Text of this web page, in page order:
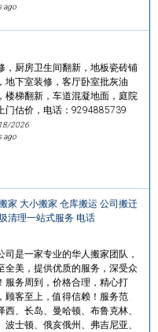
ago
，厨房卫生间翻新，地板瓷砖铺
地下室装修，客厅卧室批灰油
楼梯翻新，车道混凝地面，庭院
门估价，电话：9294885739
2026
ago
家 大小搬家 仓库搬运 公司搬迁
清理一站式服务 电话
司是一家专业的华人搬家团队，
全美，提供优质的服务，深受众
服务周到，价格合理，精心打
顾客至上，值得信赖！服务范
西、长岛、曼哈顿、布鲁克林、
波士顿、俄亥俄州、弗吉尼亚、